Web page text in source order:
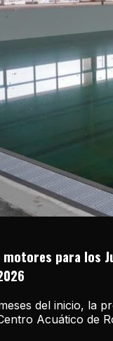
motores para los
del inicio, la
Acuático de